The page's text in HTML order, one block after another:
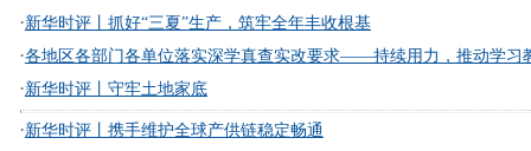
·新华时评丨抓好“三夏”生产，筑牢全年丰收根基
·各地区各部门各单位落实深学真查实改要求——持续用力，推动学习
·新华时评丨守牢土地家底
·新华时评丨携手维护全球产供链稳定畅通